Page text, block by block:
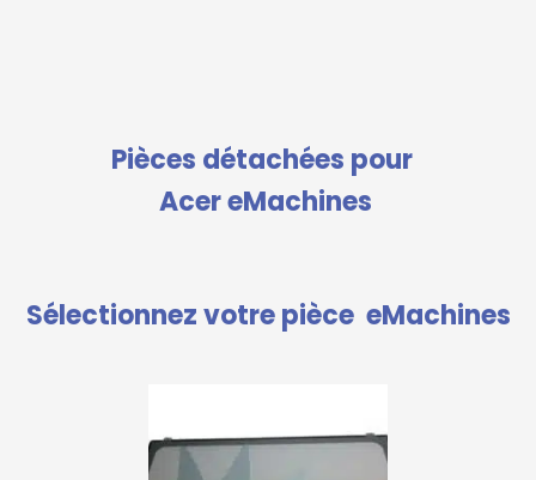
Pièces détachées pour
Acer eMachines
Sélectionnez votre pièce eMachines